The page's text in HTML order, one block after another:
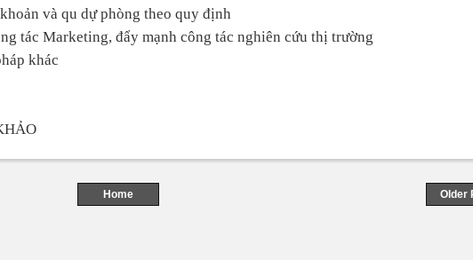
và qu dự phòng theo quy định
tác Marketing, đẩy mạnh công tác nghiên cứu thị trường
khác
Older
Home